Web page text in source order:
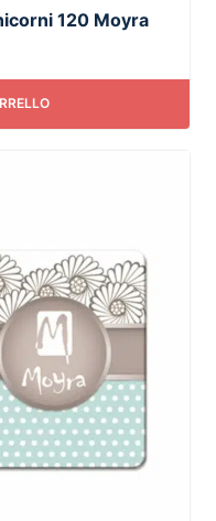
120 Moyra